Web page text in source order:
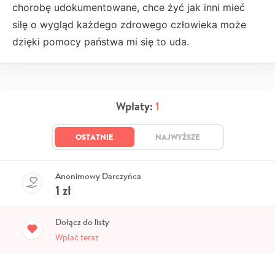
chorobę udokumentowane, chce żyć jak inni mieć
siłę o wygląd każdego zdrowego człowieka może
dzięki pomocy państwa mi się to uda.
Wpłaty: 1
OSTATNIE NAJWYŻSZE
Anonimowy Darczyńca
1 zł
Dołącz do listy
Wpłać teraz